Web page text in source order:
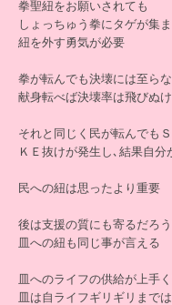
拳聖紐をお願いされても
しょっちゅう拳にタゲが集
紐を外す勇気が必要
拳が転んでも決壊には至ら
献身転べば決壊率は飛びぬ
それと同じく民が転んでも
ＫＥ抜けが発生し､結果自分
民への紐は思ったより重要
後は支援の質にも寄るだろ
皿への紐も同じ事が言える
皿へのライフの供給が上手
皿は自ライフギリギリまで